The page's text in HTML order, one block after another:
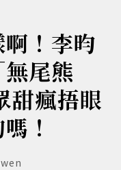
！李昀
尾熊
甜瘋捂眼
！